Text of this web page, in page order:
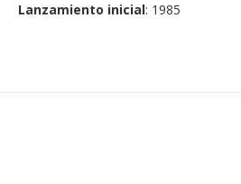
Lanzamiento inicial: 1985